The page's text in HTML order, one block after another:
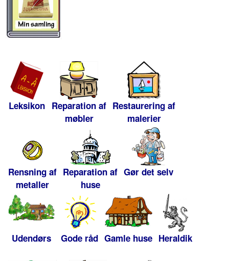
Leksikon Reparation af
møbler
Restaurering af
malerier
Rensning af
metaller
Reparation af
huse
Gør det selv
Udendørs Gode råd Gamle huse Heraldik